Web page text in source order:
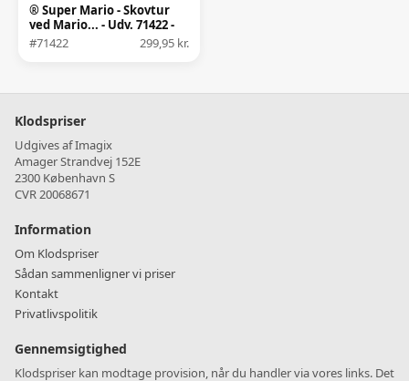
® Super Mario - Skovtur
ved Mario... - Udv. 71422 -
259 Dele
#71422 299,95 kr.
Klodspriser
Udgives af Imagix
Amager Strandvej 152E
2300 København S
CVR 20068671
Information
Om Klodspriser
Sådan sammenligner vi priser
Kontakt
Privatlivspolitik
Gennemsigtighed
Klodspriser kan modtage provision, når du handler via vores links. Det